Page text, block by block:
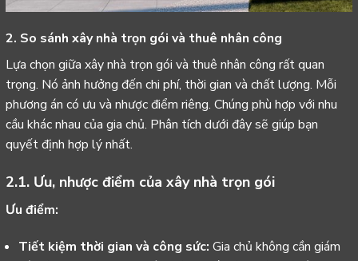
2. So sánh xây nhà trọn gói và thuê nhân công
Lựa chọn giữa xây nhà trọn gói và thuê nhân công rất quan
trọng. Nó ảnh hưởng đến chi phí, thời gian và chất lượng. Mỗi
phương án có ưu và nhược điểm riêng. Chúng phù hợp với nhu
cầu khác nhau của gia chủ. Phân tích dưới đây sẽ giúp bạn
quyết định hợp lý nhất.
2.1. Ưu, nhược điểm của xây nhà trọn gói
Ưu điểm:
Tiết kiệm thời gian và công sức: Gia chủ không cần giám